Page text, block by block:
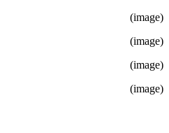
(image)
(image)
(image)
(image)